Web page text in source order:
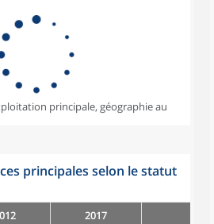
principale, géographie au
principales selon le statut
2017